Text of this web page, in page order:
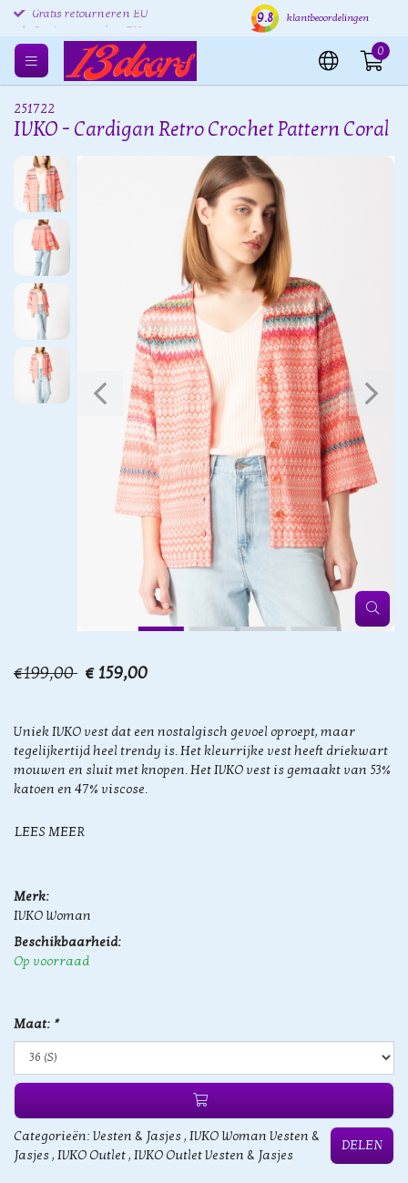
Gratis retourneren EU Verzending binnen 24 uur
9.8 klantbeoordelingen
0
251722
IVKO - Cardigan Retro Crochet Pattern Coral
€199,00 € 159,00
Uniek IVKO vest dat een nostalgisch gevoel oproept, maar
tegelijkertijd heel trendy is. Het kleurrijke vest heeft driekwart
mouwen en sluit met knopen. Het IVKO vest is gemaakt van 53%
katoen en 47% viscose.
LEES MEER
Merk:
IVKO Woman
Beschikbaarheid:
Op voorraad
Maat: *
Categorieën: Vesten & Jasjes, IVKO Woman Vesten &
Jasjes, IVKO Outlet, IVKO Outlet Vesten & Jasjes
DELEN